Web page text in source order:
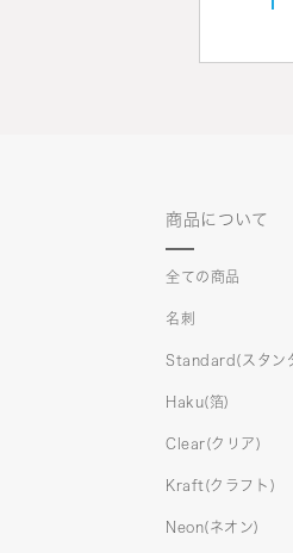
商品について
全ての商品
名刺
Standard(スタン
Haku(箔)
Clear(クリア)
Kraft(クラフト)
Neon(ネオン)